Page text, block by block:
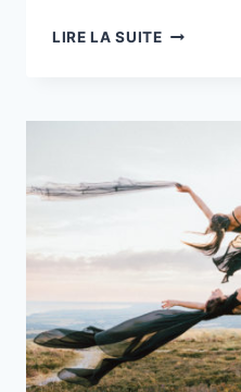
LIRE LA SUITESHOOTING